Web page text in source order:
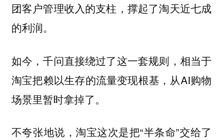
团客户管理收入的支柱，撑起了淘天近七成
的利润。
如今，千问直接绕过了这一套规则，相当于
淘宝把赖以生存的流量变现根基，从AI购物
场景里暂时拿掉了。
不夸张地说，淘宝这次是把“半条命”交给了